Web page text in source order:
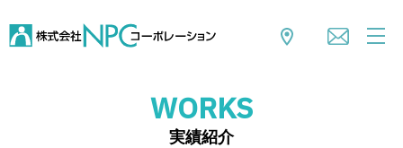
WORKS
実績紹介